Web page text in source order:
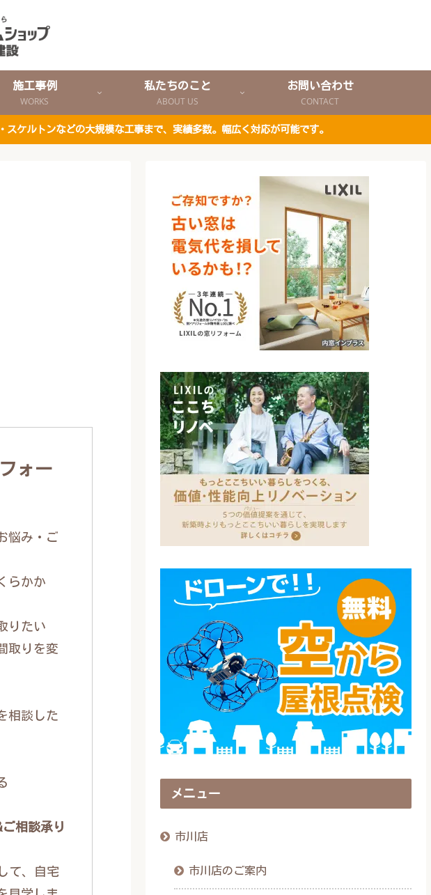
施工事例
WORKS
私たちのこと
ABOUT US
お問い合わせ
CONTACT
ケルトンなどの大規模な工事まで、実績多数。幅広く対応が可能です。
ォー
悩み・ご
らかか
りたい
取りを変
相談した
相談承り
て、自宅
メニュー
市川店
市川店のご案内